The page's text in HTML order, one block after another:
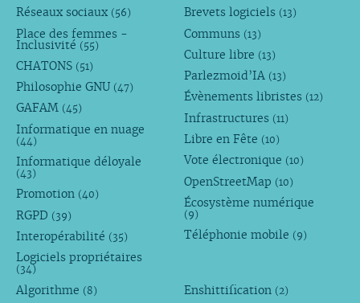
Réseaux sociaux (56)
Place des femmes -
Inclusivité (55)
CHATONS (51)
Philosophie GNU (47)
GAFAM (45)
Informatique en nuage
(44)
Informatique déloyale
(43)
Promotion (40)
RGPD (39)
Interopérabilité (35)
Logiciels propriétaires
(34)
Brevets logiciels (13)
Communs (13)
Culture libre (13)
Parlezmoid’IA (13)
Évènements libristes (12)
Infrastructures (11)
Libre en Fête (10)
Vote électronique (10)
OpenStreetMap (10)
Écosystème numérique
(9)
Téléphonie mobile (9)
Algorithme (8) Enshittification (2)